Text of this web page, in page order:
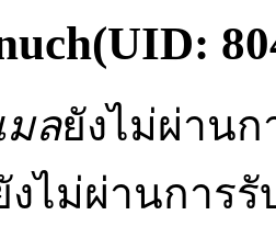
(UID:
มลยังไม่ผ่านก
งไม่ผ่านการรั